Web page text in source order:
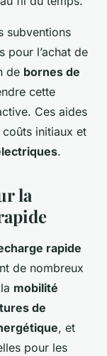
subventions
pour l’achat de
de bornes de
cette
Ces aides
initiaux et
.
la
rapide
de nombreux
mobilité
de
, et
pour les